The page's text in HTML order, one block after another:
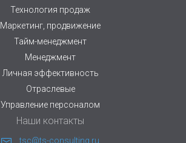
Технология продаж
Маркетинг, продвижение
Тайм-менеджмент
Менеджмент
Личная эффективность
Отраслевые
Управление персоналом
Наши контакты
tsc@ts-consulting.ru